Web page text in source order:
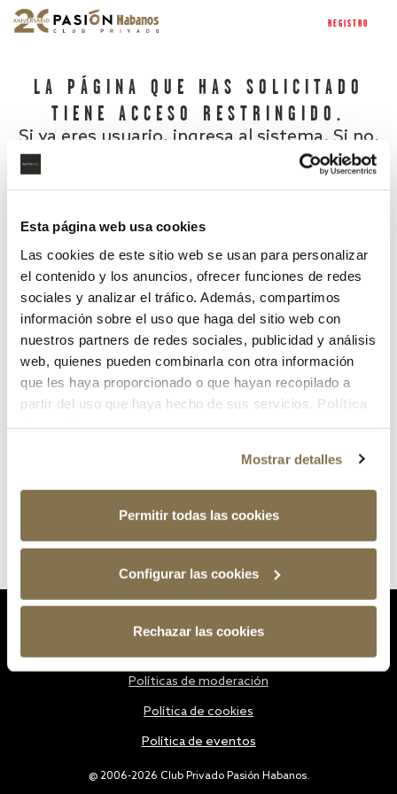
Esta página web usa cookies
Las cookies de este sitio web se usan para personalizar
el contenido y los anuncios, ofrecer funciones de redes
sociales y analizar el tráfico. Además, compartimos
información sobre el uso que haga del sitio web con
nuestros partners de redes sociales, publicidad y análisis
web, quienes pueden combinarla con otra información
que les haya proporcionado o que hayan recopilado a
partir del uso que haya hecho de sus servicios. Política
Mostrar detalles
Permitir todas las cookies
Configurar las cookies
Rechazar las cookies
REGISTRO
LA PÁGINA QUE HAS SOLICITADO
TIENE ACCESO RESTRINGIDO.
Si ya eres usuario, ingresa al sistema. Si no,
¿Has olvidado tu contraseña?
@ 2006-2026 Club Privado Pasión Habanos.
Políticas de moderación
Política de cookies
Política de eventos